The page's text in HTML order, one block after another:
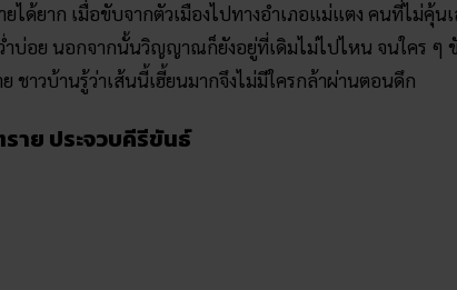
ยได้ยาก เมื่อขับจากตัวเมืองไปทางอำเภอแม่แตง คนที่ไม่คุ้น
ำบ่อย นอกจากนั้นวิญญาณก็ยังอยู่ที่เดิมไม่ไปไหน จนใคร ๆ
ย ชาวบ้านรู้ว่าเส้นนี้เฮี้ยนมากจึงไม่มีใครกล้าผ่านตอนดึก
าย ประจวบคีรีขันธ์